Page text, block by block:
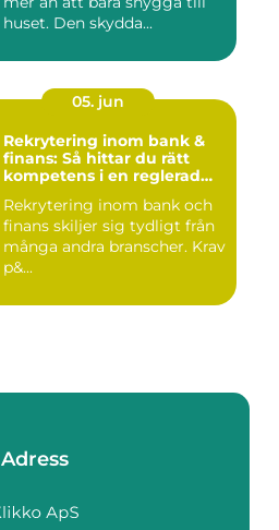
huset. Den skydda...
05. jun
Rekrytering inom bank &
finans: Så hittar du rätt
kompetens i en reglerad
Rekrytering inom bank och
finans skiljer sig tydligt från
många andra branscher. Krav
p&...
Adress